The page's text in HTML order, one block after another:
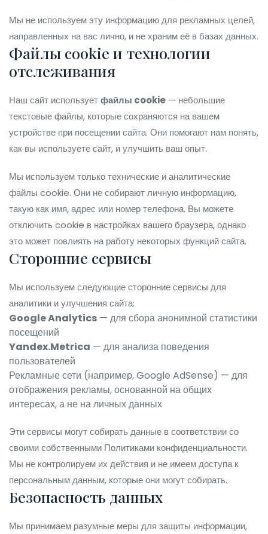
Мы не используем эту информацию для рекламных целей,
направленных на вас лично, и не храним её в базах данных.
Файлы cookie и технологии
отслеживания
Наш сайт используетфайлы cookie — небольшие
текстовые файлы, которые сохраняются на вашем
устройстве при посещении сайта. Они помогают нам понять,
как вы используете сайт, и улучшить ваш опыт.
Мы используем только технические и аналитические
файлы cookie. Они не собирают личную информацию,
такую как имя, адрес или номер телефона. Вы можете
отключить cookie в настройках вашего браузера, однако
это может повлиять на работу некоторых функций сайта.
Сторонние сервисы
Мы используем следующие сторонние сервисы для
аналитики и улучшения сайта:
Google Analytics — для сбора анонимной статистики
посещений
Yandex.Metrica — для анализа поведения
пользователей
Рекламные сети (например, Google AdSense) — для
отображения рекламы, основанной на общих
интересах, а не на личных данных
Эти сервисы могут собирать данные в соответствии со
своими собственными Политиками конфиденциальности.
Мы не контролируем их действия и не имеем доступа к
персональным данным, которые они могут собирать.
Безопасность данных
Мы принимаем разумные меры для защиты информации,